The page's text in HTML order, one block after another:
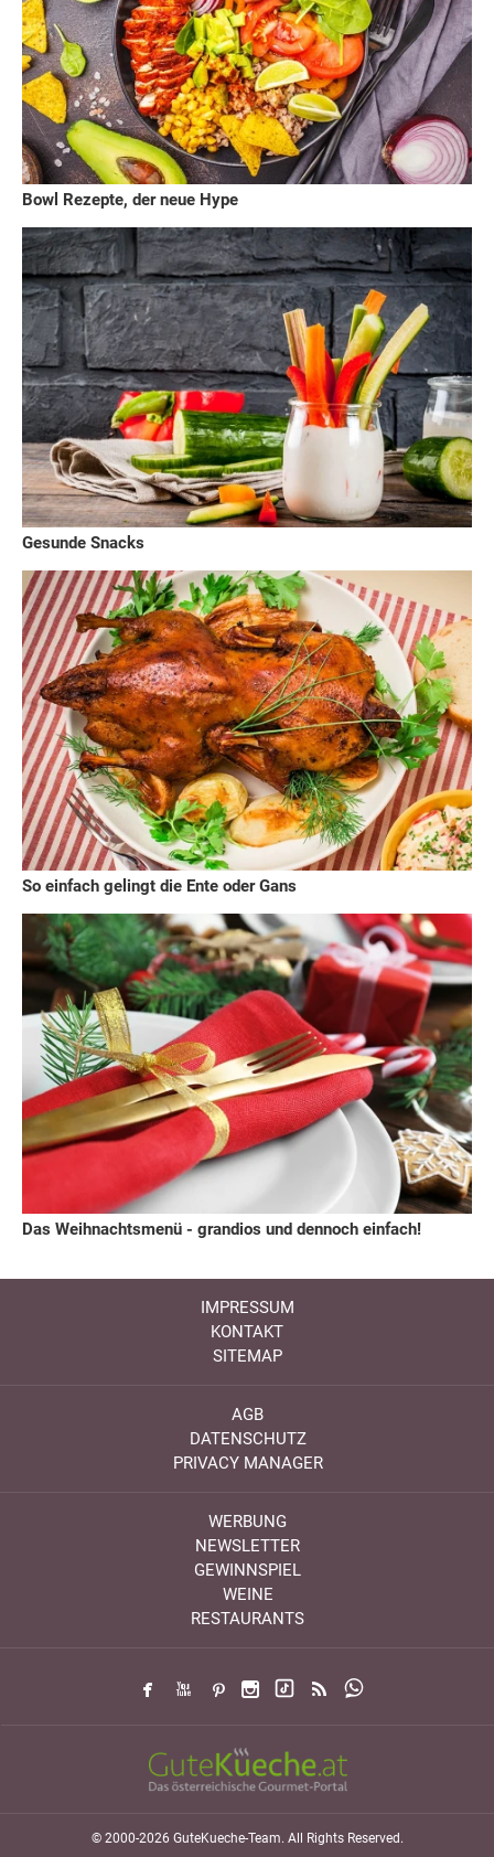
Bowl Rezepte, der neue Hype
Gesunde Snacks
So einfach gelingt die Ente oder Gans
Das Weihnachtsmenü - grandios und dennoch einfach!
IMPRESSUM
KONTAKT
SITEMAP
AGB
DATENSCHUTZ
PRIVACY MANAGER
WERBUNG
NEWSLETTER
GEWINNSPIEL
WEINE
RESTAURANTS
© 2000-2026 GuteKueche-Team. All Rights Reserved.